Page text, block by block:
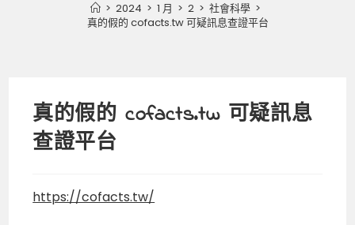
> 2024 > 1 月 > 2 > 社會科學 >
真的假的 cofacts.tw 可疑訊息查證平台
真的假的 cofacts.tw 可疑訊息
查證平台
https://cofacts.tw/